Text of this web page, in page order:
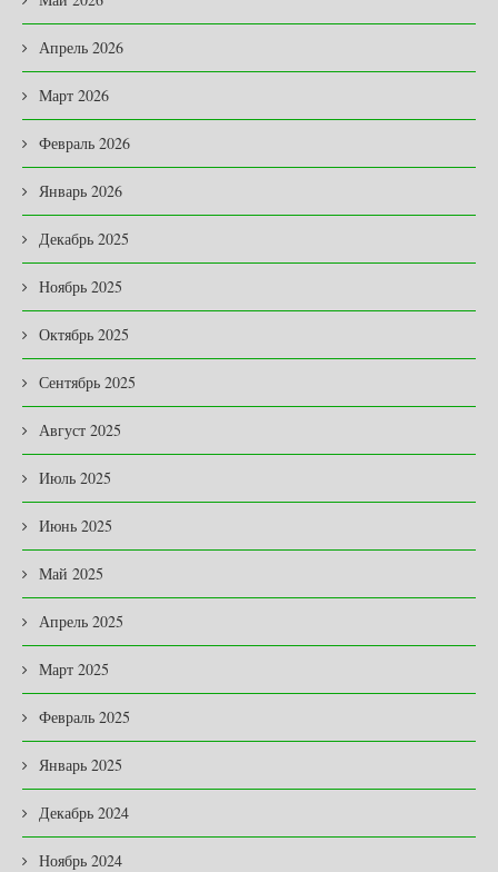
Апрель 2026
Март 2026
Февраль 2026
Январь 2026
Декабрь 2025
Ноябрь 2025
Октябрь 2025
Сентябрь 2025
Август 2025
Июль 2025
Июнь 2025
Май 2025
Апрель 2025
Март 2025
Февраль 2025
Январь 2025
Декабрь 2024
Ноябрь 2024